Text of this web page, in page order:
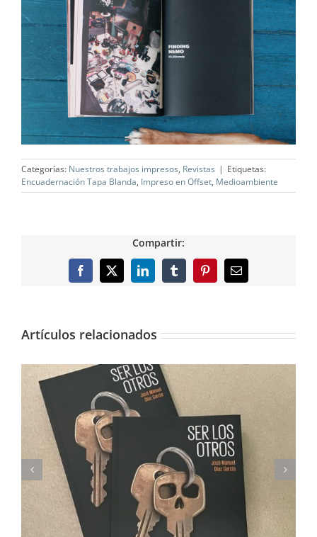
Categorías: Nuestros trabajos impresos, Revistas | Etiquetas:
Encuadernación Tapa Blanda, Impreso en Offset, Medioambiente
Compartir:
Facebook
X LinkedInTumblrPinterestCorreo
Artículos relacionados
Imprimimos Proscripti, la nueva novela de Ian S.
Martin